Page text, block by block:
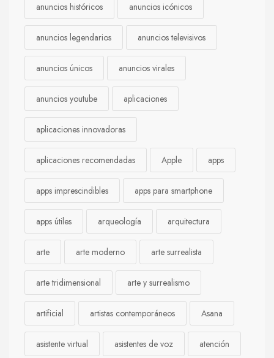
anuncios históricos anuncios icónicos
anuncios legendarios anuncios televisivos
anuncios únicos anuncios virales
anuncios youtube aplicaciones
aplicaciones innovadoras
aplicaciones recomendadas Apple apps
apps imprescindibles apps para smartphone
apps útiles arqueología arquitectura
arte arte moderno arte surrealista
arte tridimensional arte y surrealismo
artificial artistas contemporáneos Asana
asistente virtual asistentes de voz atención